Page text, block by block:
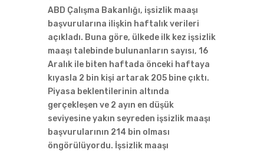
ABD Çalışma Bakanlığı, işsizlik maaşı
başvurularına ilişkin haftalık verileri
açıkladı. Buna göre, ülkede ilk kez işsizlik
maaşı talebinde bulunanların sayısı, 16
Aralık ile biten haftada önceki haftaya
kıyasla 2 bin kişi artarak 205 bine çıktı.
Piyasa beklentilerinin altında
gerçekleşen ve 2 ayın en düşük
seviyesine yakın seyreden işsizlik maaşı
başvurularının 214 bin olması
öngörülüyordu. İşsizlik maaşı